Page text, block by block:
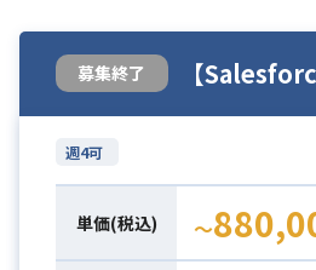
募集終了 【
週4可
単価(税込) 〜